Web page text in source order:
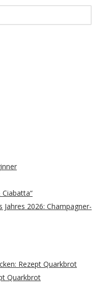
Jahres 2026: Champagner-
Rezept Quarkbrot
Quarkbrot